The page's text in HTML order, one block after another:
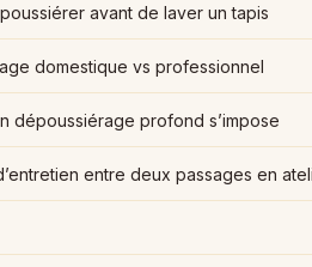
avant de laver un tapis
domestique vs professionnel
dépoussiérage profond s’impose
entre deux passages en